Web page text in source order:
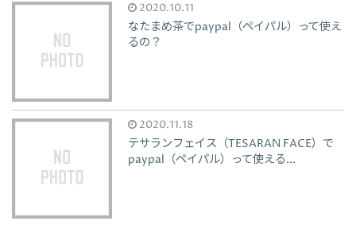
2020.10.11
なたまめ茶でpaypal（ペイパル）って使え
るの？
2020.11.18
テサランフェイス（TESARAN FACE）で
paypal（ペイパル）って使える...